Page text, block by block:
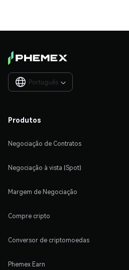
Português 
Produtos
Negociação de Contratos
Negociação à vista (Spot)
Margem de Negociação
Compre cripto
Conversor de criptomoedas
Phemex Earn